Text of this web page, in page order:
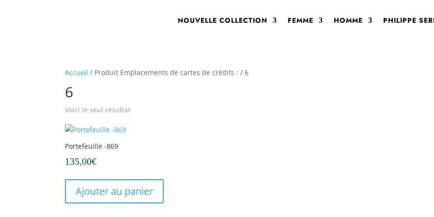
NOUVELLE COLLECTION FEMME HOMME PHILIPPE
Accueil / Produit Emplacements de cartes de crédits : / 6
6
Voici le seul résultat
Portefeuille -869
135,00€
Ajouter au panier